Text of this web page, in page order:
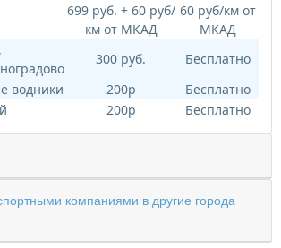
699 руб. + 60 руб/
км от МКАД
60 руб/км от
МКАД
300 руб.
Бесплатно
водники
200р
Бесплатно
200р Бесплатно
компаниями в другие города